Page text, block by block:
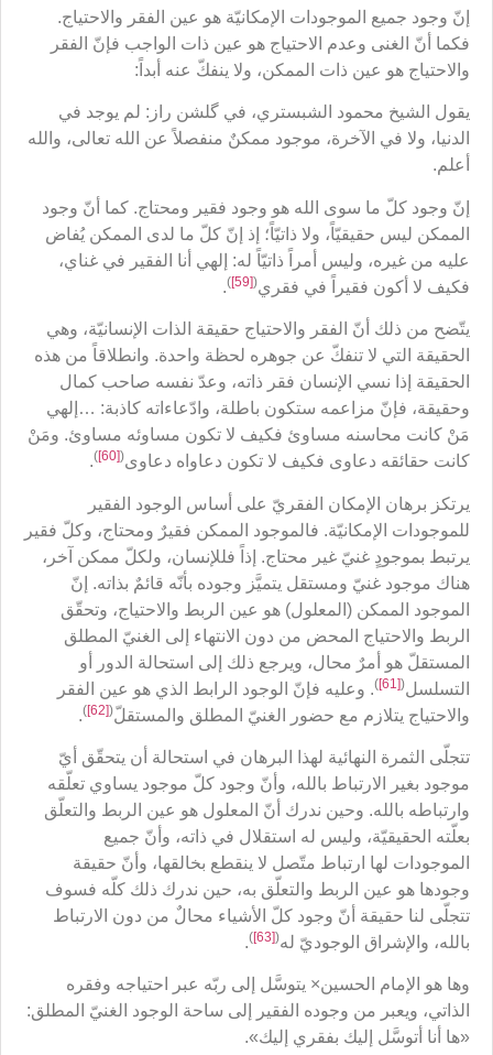
إنّ وجود جميع الموجودات الإمكانيّة هو عين الفقر والاحتياج.
فكما أنّ الغنى وعدم الاحتياج هو عين ذات الواجب فإنّ الفقر
والاحتياج هو عين ذات الممكن، ولا ينفكّ عنه أبداً:
يقول الشيخ محمود الشبستري، في گلشن راز: لم يوجد في
الدنيا، ولا في الآخرة، موجود ممكنٌ منفصلاً عن الله تعالى، والله
أعلم.
إنّ وجود كلّ ما سوى الله هو وجود فقير ومحتاج. كما أنّ وجود
الممكن ليس حقيقيّاً، ولا ذاتيّاً؛ إذ إنّ كلّ ما لدى الممكن يُفاض
عليه من غيره، وليس أمراً ذاتيّاً له: إلهي أنا الفقير في غناي،
فكيف لا أكون فقيراً في فقري(
[59]
)
.
يتّضح من ذلك أنّ الفقر والاحتياج حقيقة الذات الإنسانيّة، وهي
الحقيقة التي لا تنفكّ عن جوهره لحظة واحدة. وانطلاقاً من هذه
الحقيقة إذا نسي الإنسان فقر ذاته، وعدّ نفسه صاحب كمال
وحقيقة، فإنّ مزاعمه ستكون باطلة، وادّعاءاته كاذبة: …إلهي
مَنْ كانت محاسنه مساوئ فكيف لا تكون مساوئه مساوئ. ومَنْ
كانت حقائقه دعاوى فكيف لا تكون دعاواه دعاوى(
[60]
)
.
يرتكز برهان الإمكان الفقريّ على أساس الوجود الفقير
للموجودات الإمكانيّة. فالموجود الممكن فقيرٌ ومحتاج، وكلّ فقير
يرتبط بموجودٍ غنيّ غير محتاج. إذاً فللإنسان، ولكلّ ممكن آخر،
هناك موجود غنيّ ومستقل يتميَّز وجوده بأنّه قائمٌ بذاته. إنّ
الموجود الممكن (المعلول) هو عين الربط والاحتياج، وتحقّق
الربط والاحتياج المحض من دون الانتهاء إلى الغنيّ المطلق
المستقلّ هو أمرٌ محال، ويرجع ذلك إلى استحالة الدور أو
التسلسل(
[61]
). وعليه فإنّ الوجود الرابط الذي هو عين الفقر
والاحتياج يتلازم مع حضور الغنيّ المطلق والمستقلّ(
[62]
)
.
تتجلّى الثمرة النهائية لهذا البرهان في استحالة أن يتحقّق أيّ
موجود بغير الارتباط بالله، وأنّ وجود كلّ موجود يساوي تعلّقه
وارتباطه بالله. وحين ندرك أنّ المعلول هو عين الربط والتعلّق
بعلّته الحقيقيّة، وليس له استقلال في ذاته، وأنّ جميع
الموجودات لها ارتباط متّصل لا ينقطع بخالقها، وأنّ حقيقة
وجودها هو عين الربط والتعلّق به، حين ندرك ذلك كلّه فسوف
تتجلّى لنا حقيقة أنّ وجود كلّ الأشياء محالٌ من دون الارتباط
بالله، والإشراق الوجوديّ له(
[63]
)
.
وها هو الإمام الحسين× يتوسَّل إلى ربّه عبر احتياجه وفقره
الذاتي، ويعبر من وجوده الفقير إلى ساحة الوجود الغنيّ المطلق:
«ها أنا أتوسَّل إليك بفقري إليك».